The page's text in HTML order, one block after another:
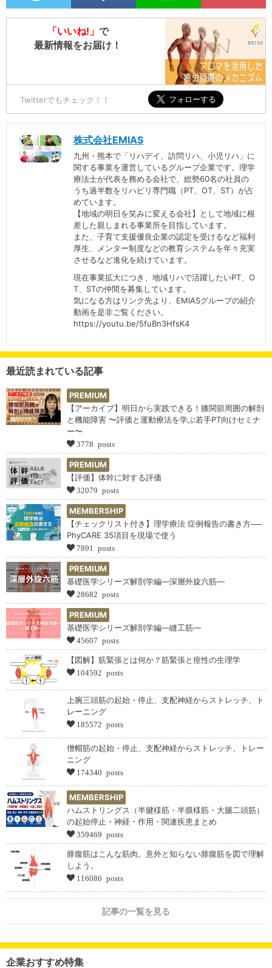
「いいね!」 で
最新情報をお届け！
Twitterでもチェック！！
株式会社EMIAS
九州・熊本で「リハデイ、訪問リハ、小児リハ」に
関する事業を運営しているグループ企業です。理学
療法士が代表を務める会社で、総勢60名の社員の
うち過半数をリハビリ専門職（PT、OT、ST）が占
めています。
【地域の明日を笑みに変える会社】として地域に根
差した親しまれる事業所を目指しています。
また、子育て支援優良企業の認定を受けるなど福利
厚生、メンター制度などの教育システムを年々充実
させるなど進化を続けています。
現在事業拡大につき、地域リハで活躍したいPT、O
T、STの仲間を募集しています。
気になる方はリンク先より、EMIASグループの紹介
動画を是非ご覧ください。
https://youtu.be/5fuBn3HfsK4
最近読まれている記事
PREMIUM
【アーカイブ】明日から実践できる！膝関節周囲の解剖
と機能障害 〜評価と運動療法を学ぶ若手PT向けセミナ
ー〜
3778 posts
PREMIUM
【評価】体幹に対する評価
32079 posts
MEMBERSHIP
【チェックリスト付き】理学療法 症例報告の書き方──
PhyCARE 35項目を現場で使う
7891 posts
PREMIUM
基礎医学シリーズ解剖学編―深層外旋六筋―
28682 posts
PREMIUM
基礎医学シリーズ解剖学編―縫工筋―
45607 posts
【図解】筋緊張とは何か？筋緊張と痙性の生理学
104592 posts
上腕三頭筋の起始・停止、支配神経からストレッチ、ト
レーニング
185572 posts
僧帽筋の起始・停止、支配神経からストレッチ、トレー
ニング
174340 posts
MEMBERSHIP
ハムストリングス（半腱様筋・半膜様筋・大腿二頭筋）
の起始停止・神経・作用・関連疾患まとめ
359469 posts
腓腹筋はこんな筋肉。意外と知らない腓腹筋を図で理解
しよう。
116086 posts
記事の一覧を見る
企業おすすめ特集